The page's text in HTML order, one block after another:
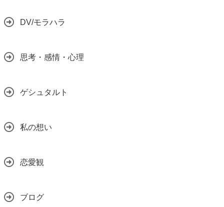
DV/モラハラ
思考・感情・心理
ゲシュタルト
私の想い
恋愛観
ブログ